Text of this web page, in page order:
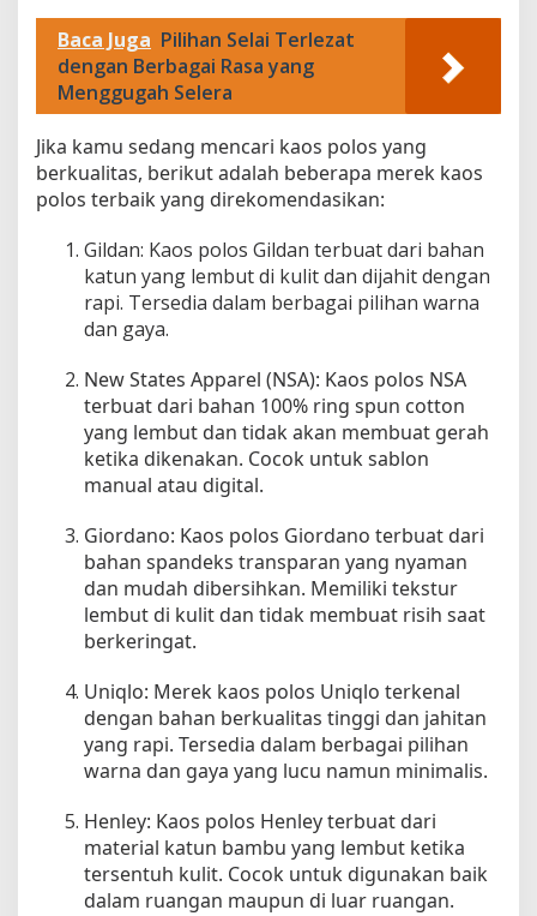
t
a
g
g
u
a
n
Baca Juga Pilihan Selai Terlezat
dengan Berbagai Rasa yang
Menggugah Selera
Jika kamu sedang mencari kaos polos yang
berkualitas, berikut adalah beberapa merek kaos
polos terbaik yang direkomendasikan:
Gildan: Kaos polos Gildan terbuat dari bahan
katun yang lembut di kulit dan dijahit dengan
rapi. Tersedia dalam berbagai pilihan warna
dan gaya.
New States Apparel (NSA): Kaos polos NSA
terbuat dari bahan 100% ring spun cotton
yang lembut dan tidak akan membuat gerah
ketika dikenakan. Cocok untuk sablon
manual atau digital.
Giordano: Kaos polos Giordano terbuat dari
bahan spandeks transparan yang nyaman
dan mudah dibersihkan. Memiliki tekstur
lembut di kulit dan tidak membuat risih saat
berkeringat.
Uniqlo: Merek kaos polos Uniqlo terkenal
dengan bahan berkualitas tinggi dan jahitan
yang rapi. Tersedia dalam berbagai pilihan
warna dan gaya yang lucu namun minimalis.
Henley: Kaos polos Henley terbuat dari
material katun bambu yang lembut ketika
tersentuh kulit. Cocok untuk digunakan baik
dalam ruangan maupun di luar ruangan.